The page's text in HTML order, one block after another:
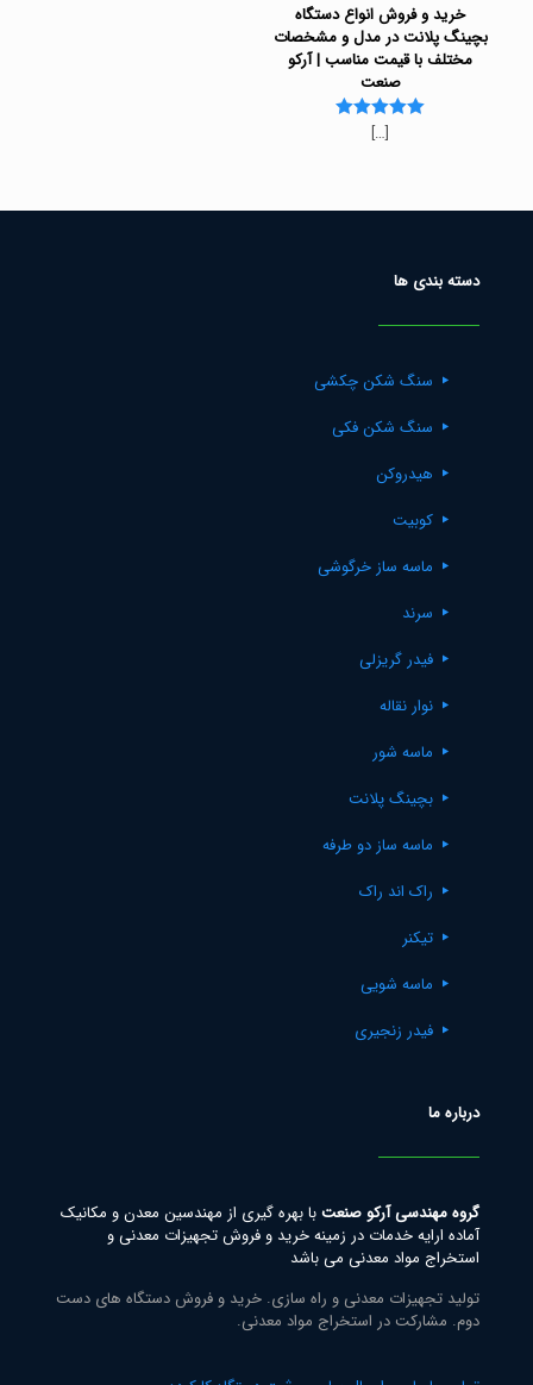
خرید و فروش انواع دستگاه
بچینگ پلانت در مدل و مشخصات
مختلف با قیمت مناسب | آرکو
صنعت
Rated
[…]
دسته بندی ها
سنگ شکن چکشی
سنگ شکن فکی
هیدروکن
کوبیت
ماسه ساز خرگوشی
سرند
فیدر گریزلی
نوار نقاله
ماسه شور
بچینگ پلانت
ماسه ساز دو طرفه
راک اند راک
تیکنر
ماسه شویی
فیدر زنجیری
درباره ما
گروه مهندسی آرکو صنعتبا بهره گیری از مهندسین معدن و مکانیک
آماده ارایه خدمات در زمینه خرید و فروش تجهیزات معدنی و
استخراج مواد معدنی می باشد
تولید تجهیزات معدنی و راه سازی. خرید و فروش دستگاه های دست
دوم. مشارکت در استخراج مواد معدنی.